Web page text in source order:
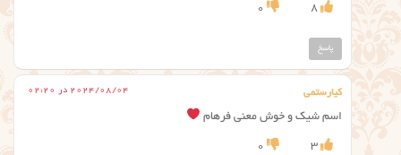
8
0
پاسخ
کیارستمی 2024/08/04 در 02:20
اسم شیک و خوش معنی فرهام
3
0